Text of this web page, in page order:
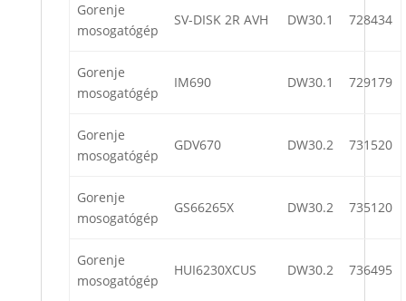
Gorenje
mosogatógép
SV-DISK 2R AVH DW30.1 728434
Gorenje
mosogatógép
IM690 DW30.1 729179
Gorenje
mosogatógép
GDV670 DW30.2 731520
Gorenje
mosogatógép
GS66265X DW30.2 735120
Gorenje
mosogatógép
HUI6230XCUS DW30.2 736495